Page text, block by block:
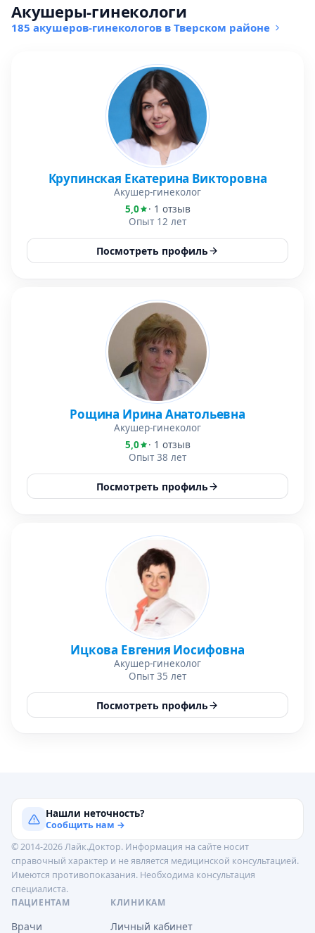
Акушеры-гинекологи
185 акушеров-гинекологов в Тверском районе
Крупинская Екатерина Викторовна
Акушер-гинеколог
5,0
· 1 отзыв
Опыт 12 лет
Посмотреть профиль
Рощина Ирина Анатольевна
Акушер-гинеколог
5,0
· 1 отзыв
Опыт 38 лет
Посмотреть профиль
Ицкова Евгения Иосифовна
Акушер-гинеколог
Опыт 35 лет
Посмотреть профиль
Нашли неточность?
Сообщить нам →
© 2014-2026 Лайк.Доктор. Информация на сайте носит
справочный характер и не является медицинской консультацией.
Имеются противопоказания. Необходима консультация
специалиста.
ПАЦИЕНТАМ
Врачи
КЛИНИКАМ
Личный кабинет